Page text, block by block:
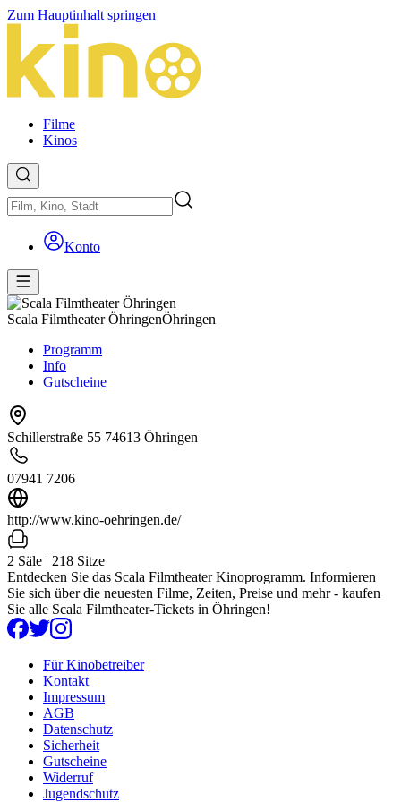
Zum Hauptinhalt springen
Filme
Kinos
Konto
Scala Filmtheater ÖhringenÖhringen
Programm
Info
Gutscheine
Schillerstraße 55 74613 Öhringen
07941 7206
http://www.kino-oehringen.de/
2 Säle | 218 Sitze
Entdecken Sie das Scala Filmtheater Kinoprogramm. Informieren
Sie sich über die neuesten Filme, Zeiten, Preise und mehr - kaufen
Sie alle Scala Filmtheater-Tickets in Öhringen!
Für Kinobetreiber
Kontakt
Impressum
AGB
Datenschutz
Sicherheit
Gutscheine
Widerruf
Jugendschutz